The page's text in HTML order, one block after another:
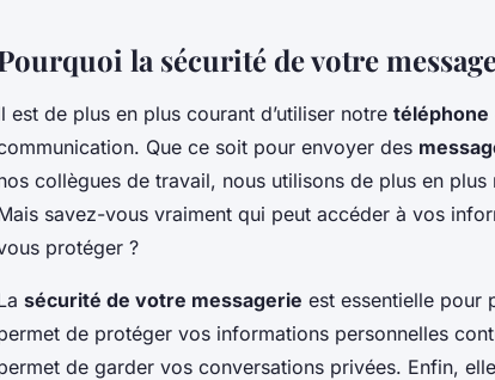
la sécurité de votre
est de plus en plus courant d’utiliser notre téléphone
Que ce soit pour envoyer des
collègues de travail, nous utilisons de plus en
savez-vous vraiment qui peut accéder à vos
protéger ?
sécurité de votre messagerie est essentielle pour
de protéger vos informations personnelles
de garder vos conversations privées. Enfin,